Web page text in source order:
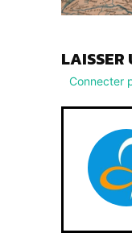
LAISSER
Connecter